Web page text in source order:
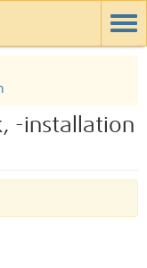
-installation